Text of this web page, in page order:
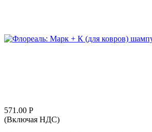
571.00 Р
(Включая НДС)